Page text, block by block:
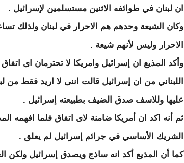
ان لبنان في طوائفه الاثنين مستسلمين لإسرائيل .
وكان الشيعة وحدهم هم الاحرار في لبنان ولذلك
الاحرار وليس لأنهم شيعة .
وأكد المذيع ان إسرائيل وامريكا لا تحترمان اى
اللبناني من ان إسرائيل قالت اننى لا اريد فقط من
عليها وللاسف صدق الضيف بطبيعته إسرائيل .
ثم أنه اكد ان أمريكا ضامنة لاى اتفاق فلما افهمه
الشريك الأساسي في جرائم إسرائيل لم يعلق .
كما أن المذيع أكد انه ساذج ويصدق إسرائيل ولكن